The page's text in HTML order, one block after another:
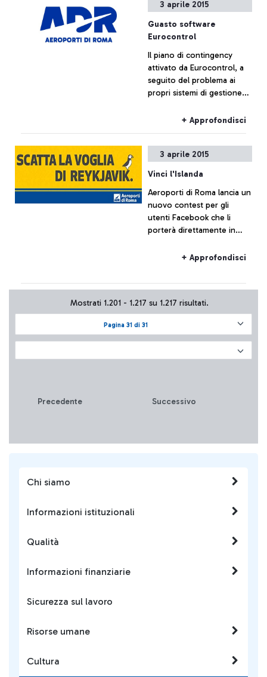
Chi siamo
Informazioni istituzionali
Qualità
Informazioni finanziarie
Sicurezza sul lavoro
Risorse umane
Cultura
3 aprile 2015
Guasto software
Eurocontrol
Il piano di contingency
attivato da Eurocontrol, a
seguito del problema ai
propri sistemi di gestione
momento non ha
resta sostanzialmente
regolare.
+ Approfondisci
3 aprile 2015
Vinci l'Islanda
Aeroporti di Roma lancia un
nuovo contest per gli
utenti Facebook che li
porterà direttamente in
vedrà attivarsi il nuovo
Vueling da Roma Fiumicino
a Reykjavik. Volete sapere
+ Approfondisci
Pagina 31 di 31
Mostrati 1.201 - 1.217 su 1.217 risultati.
Precedente Successivo